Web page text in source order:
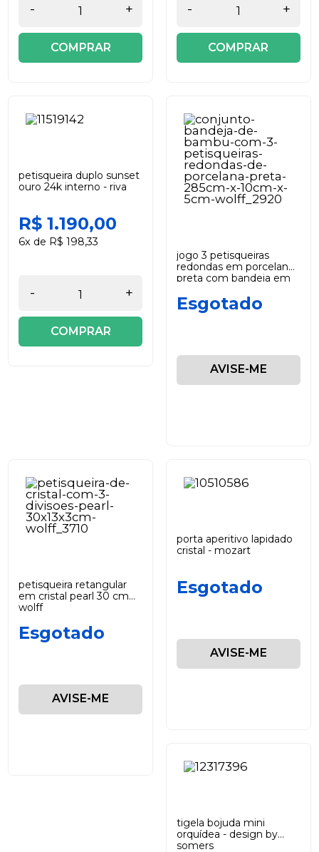
- +
COMPRAR
- +
COMPRAR
petisqueira duplo sunset
ouro 24k interno - riva
R$ 1.190,00
6x de R$ 198,33
- +
COMPRAR
jogo 3 petisqueiras
redondas em porcelana
preta com bandeja em
Esgotado
AVISE-ME
petisqueira retangular
em cristal pearl 30 cm
wolff
Esgotado
AVISE-ME
porta aperitivo lapidado
cristal - mozart
Esgotado
AVISE-ME
tigela bojuda mini
orquídea - design by
somers